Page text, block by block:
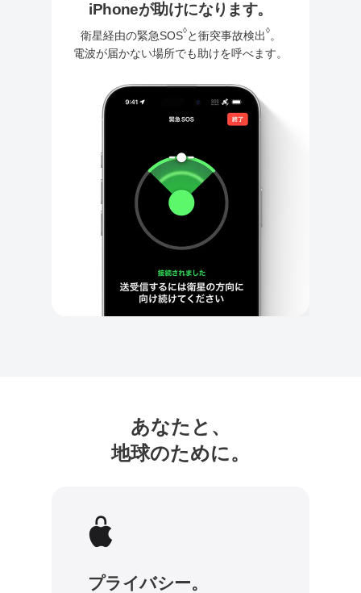
iPhoneが助けになります。
衛星経由の緊急SOS◊と衝突事故検出◊。
電波が届かない場所でも助けを呼べます。
あなたと、
地球のために。
プライバシー。